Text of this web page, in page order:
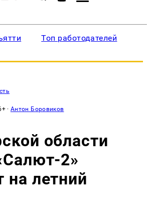
Топ работодателей
·Антон Боровиков
области
2»
на летний